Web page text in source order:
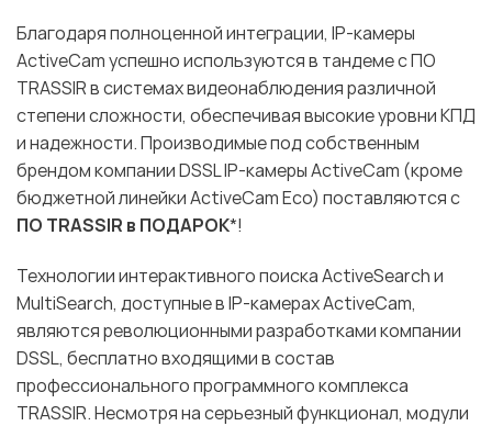
Благодаря полноценной интеграции, IP-камеры
ActiveCam успешно используются в тандеме с ПО
TRASSIR в системах видеонаблюдения различной
степени сложности, обеспечивая высокие уровни КПД
и надежности. Производимые под собственным
брендом компании DSSL IP-камеры ActiveCam (кроме
бюджетной линейки ActiveCam Eco) поставляются с
ПО TRASSIR в ПОДАРОК*!
Технологии интерактивного поиска ActiveSearch и
MultiSearch, доступные в IP-камерах ActiveCam,
являются революционными разработками компании
DSSL, бесплатно входящими в состав
профессионального программного комплекса
TRASSIR. Несмотря на серьезный функционал, модули